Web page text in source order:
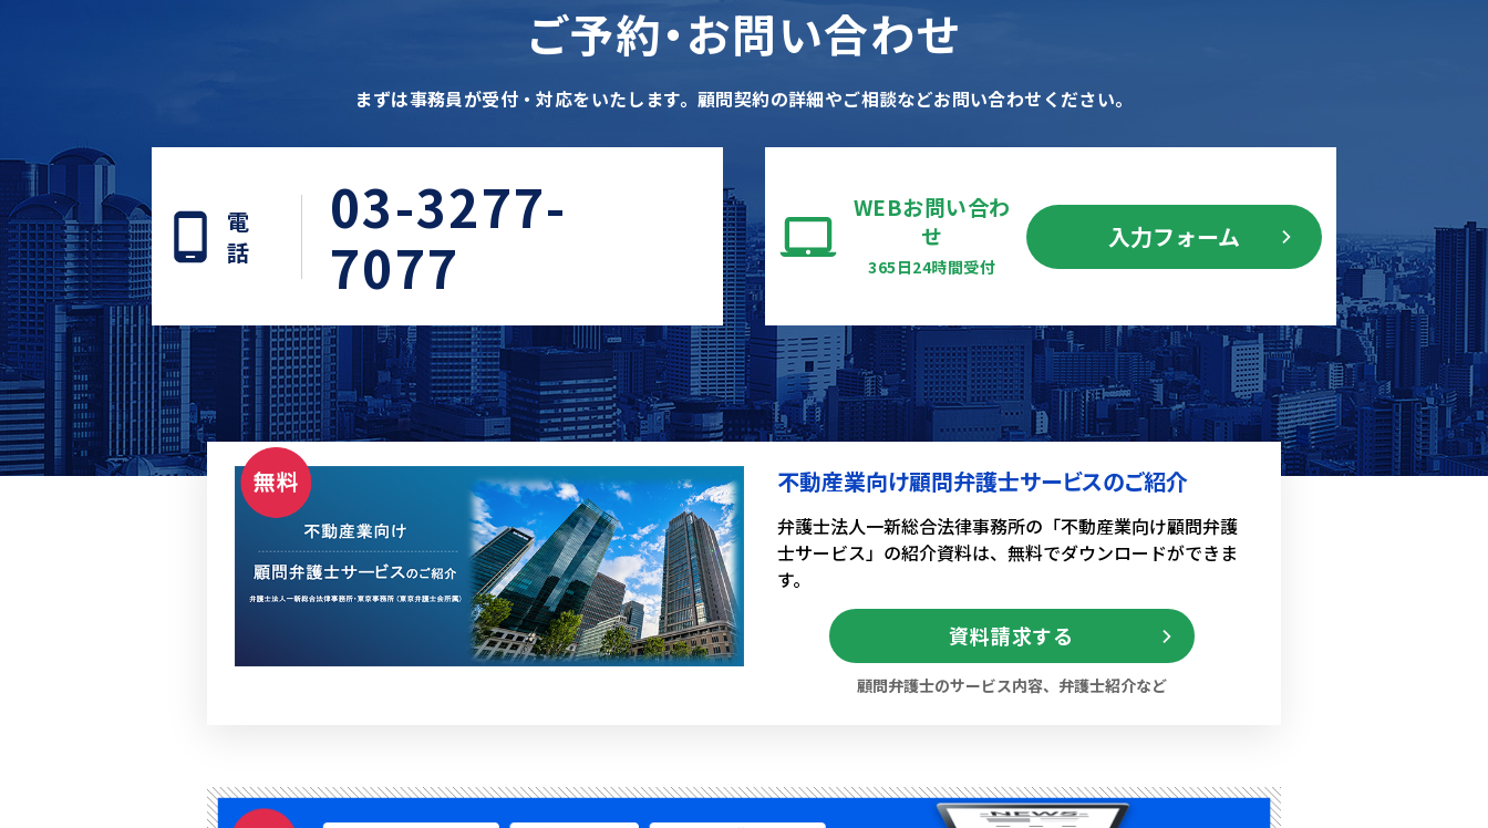
ご予約・お問い合わせ
まずは事務員が受付・対応をいたします。 顧問契約の詳細やご相談などお問い合わせください。
電
話
03-3277-
7077
WEBお問い合わ
せ
365日24時間受付
入力フォーム
不動産業向け顧問弁護士サービスのご紹介
弁護士法人一新総合法律事務所の 「不動産業向け顧問弁護
士サービス」の紹介資料は、 無料でダウンロードができま
す。
資料請求する
顧問弁護士のサービス内容、弁護士紹介など